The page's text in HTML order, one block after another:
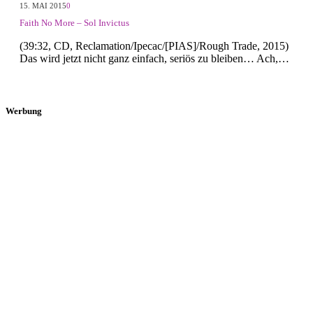
15. MAI 20150
Faith No More – Sol Invictus
(39:32, CD, Reclamation/Ipecac/[PIAS]/Rough Trade, 2015)
Das wird jetzt nicht ganz einfach, seriös zu bleiben… Ach,…
Werbung